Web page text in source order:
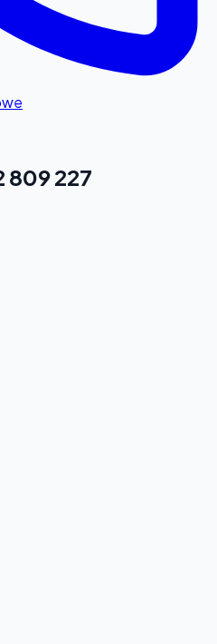
809 227